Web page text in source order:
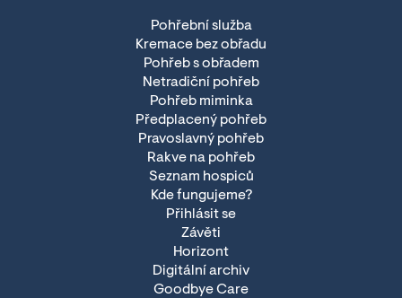
Pohřební služba
Kremace bez obřadu
Pohřeb s obřadem
Netradiční pohřeb
Pohřeb miminka
Předplacený pohřeb
Pravoslavný pohřeb
Rakve na pohřeb
Seznam hospiců
Kde fungujeme?
Přihlásit se
Závěti
Horizont
Digitální archiv
Goodbye Care